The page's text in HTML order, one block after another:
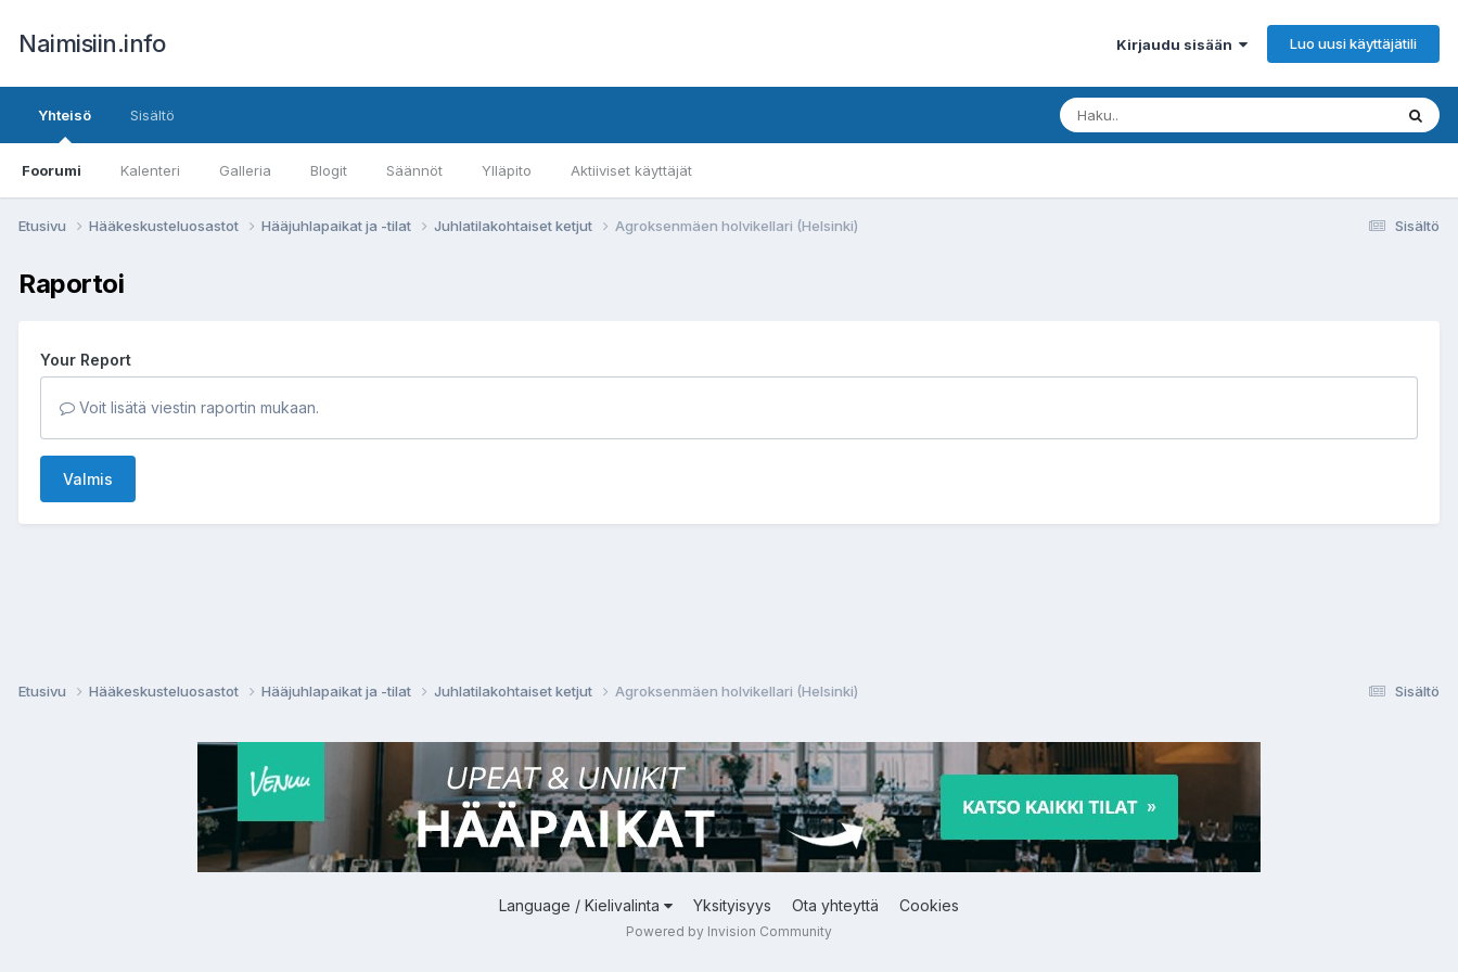
Naimisiin.info Kirjaudu sisään Luo uusi käyttäjätili
Yhteisö
Foorumi Kalenteri Galleria Blogit Säännöt Ylläpito Aktiiviset käyttäjät
Sisältö
Sisältö
Etusivu Hääkeskusteluosastot Hääjuhlapaikat ja -tilat Juhlatilakohtaiset ketjut Agroksenmäen holvikellari (Helsinki)
Raportoi
Your Report
Voit lisätä viestin raportin mukaan.
Valmis
Sisältö
Etusivu Hääkeskusteluosastot Hääjuhlapaikat ja -tilat Juhlatilakohtaiset ketjut Agroksenmäen holvikellari (Helsinki)
Language / Kielivalinta Yksityisyys Ota yhteyttä Cookies
Powered by Invision Community